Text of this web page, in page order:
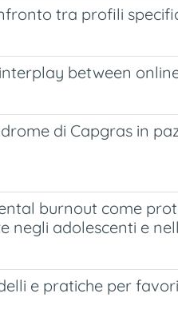
tra profili
between
di Capgras in
burnout come
negli adolescenti e
e pratiche per